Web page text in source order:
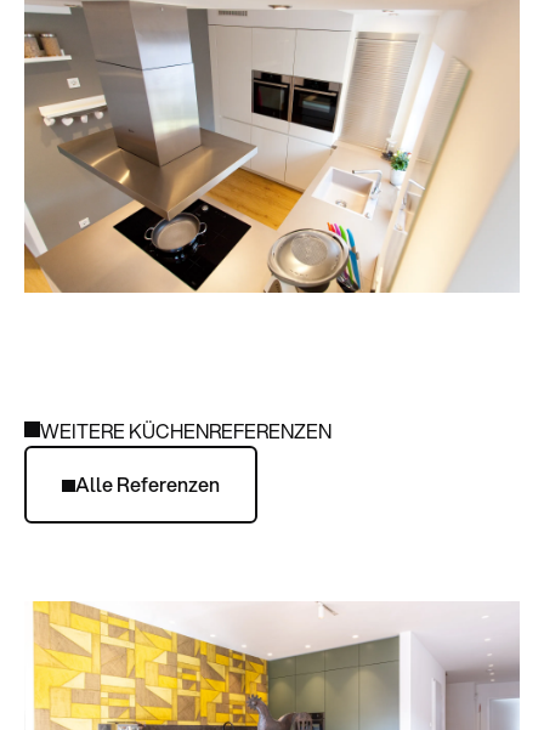
WEITERE KÜCHENREFERENZEN
Alle Referenzen